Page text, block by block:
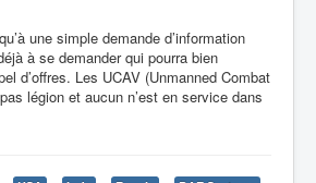
une simple demande d’information
à se demander qui pourra bien
d’offres. Les UCAV (Unmanned Combat
légion et aucun n’est en service dans